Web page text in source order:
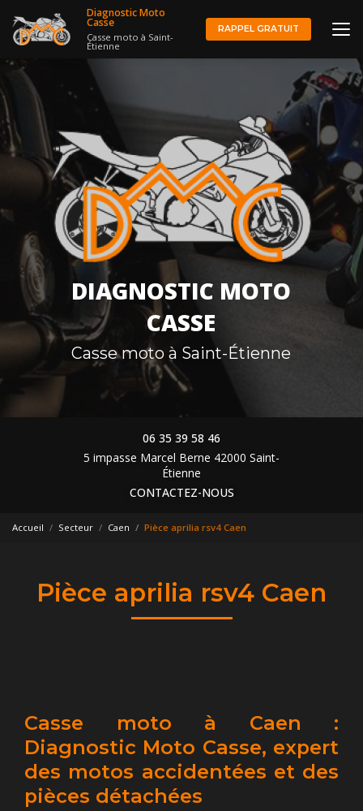
au
contenu
Diagnostic Moto
Casse
Casse moto à Saint-
Étienne
RAPPEL GRATUIT
DIAGNOSTIC MOTO
CASSE
Casse moto à Saint-Étienne
06 35 39 58 46
5 impasse Marcel Berne 42000 Saint-
Étienne
CONTACTEZ-NOUS
Accueil Secteur Caen Pièce aprilia rsv4 Caen
Pièce aprilia rsv4 Caen
Casse moto à Caen :
Diagnostic Moto Casse, expert
des motos accidentées et des
pièces détachées